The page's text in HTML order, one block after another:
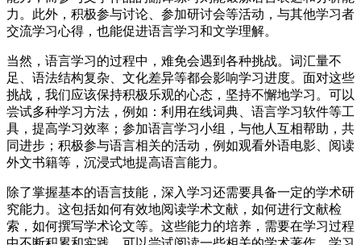
力。此外，积极参与讨论、参加研讨会等活动，与其他学习者
交流学习心得，也能促进语言学习和文学理解。
当然，语言学习的过程中，难免会遇到各种挑战。词汇量不
足、语法结构复杂、文化差异等都会影响学习进度。面对这些
挑战，我们应该保持积极乐观的心态，坚持不懈地学习。可以
尝试多种学习方法，例如：利用在线词典、语言学习软件等工
具，提高学习效率；参加语言学习小组，与他人互相帮助，共
同进步；积极参与语言相关的活动，例如观看外语电影、阅读
外文书籍等，沉浸式地提高语言能力。
除了掌握基本的语言技能，深入学习还需要具备一定的学术研
究能力。这包括如何有效地阅读学术文献，如何进行文献检
索，如何撰写学术论文等。这些能力的培养，需要在学习过程